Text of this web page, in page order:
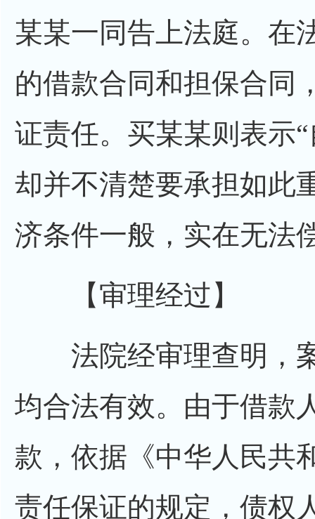
某某一同告上法庭。在
的借款合同和担保合同
证责任。买某某则表示
却并不清楚要承担如此
济条件一般，实在无法
【审理经过】
法院经审理查明，
均合法有效。由于借款
款，依据《中华人民共
责任保证的规定，债权